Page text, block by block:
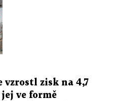
vzrostl zisk na 4,7
ve formě